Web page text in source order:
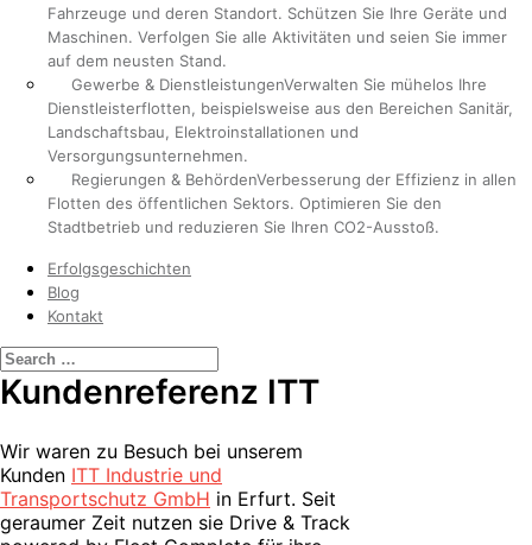
Fahrzeuge und deren Standort. Schützen Sie Ihre Geräte und
Maschinen. Verfolgen Sie alle Aktivitäten und seien Sie immer
auf dem neusten Stand.
Gewerbe & DienstleistungenVerwalten Sie mühelos Ihre
Dienstleisterflotten, beispielsweise aus den Bereichen Sanitär,
Landschaftsbau, Elektroinstallationen und
Versorgungsunternehmen.
Regierungen & BehördenVerbesserung der Effizienz in allen
Flotten des öffentlichen Sektors. Optimieren Sie den
Stadtbetrieb und reduzieren Sie Ihren CO2-Ausstoß.
Erfolgsgeschichten
Blog
Kontakt
Kundenreferenz ITT
Wir waren zu Besuch bei unserem
Kunden ITT Industrie und
Transportschutz GmbH in Erfurt. Seit
geraumer Zeit nutzen sie Drive & Track